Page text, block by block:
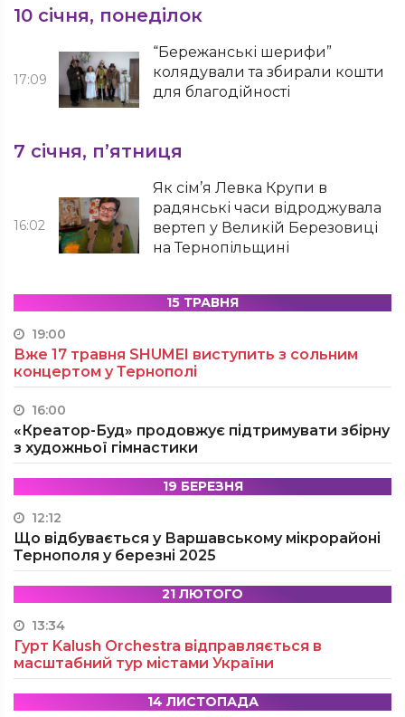
10 січня, понеділок
17:09
“Бережанські шерифи”
колядували та збирали кошти
для благодійності
7 січня, п’ятниця
16:02
Як сім’я Левка Крупи в
радянські часи відроджувала
вертеп у Великій Березовиці
на Тернопільщині
15 ТРАВНЯ
19:00
Вже 17 травня SHUMEI виступить з сольним
концертом у Тернополі
16:00
«Креатор-Буд» продовжує підтримувати збірну
з художньої гімнастики
19 БЕРЕЗНЯ
12:12
Що відбувається у Варшавському мікрорайоні
Тернополя у березні 2025
21 ЛЮТОГО
13:34
Гурт Kalush Orchestra відправляється в
масштабний тур містами України
14 ЛИСТОПАДА